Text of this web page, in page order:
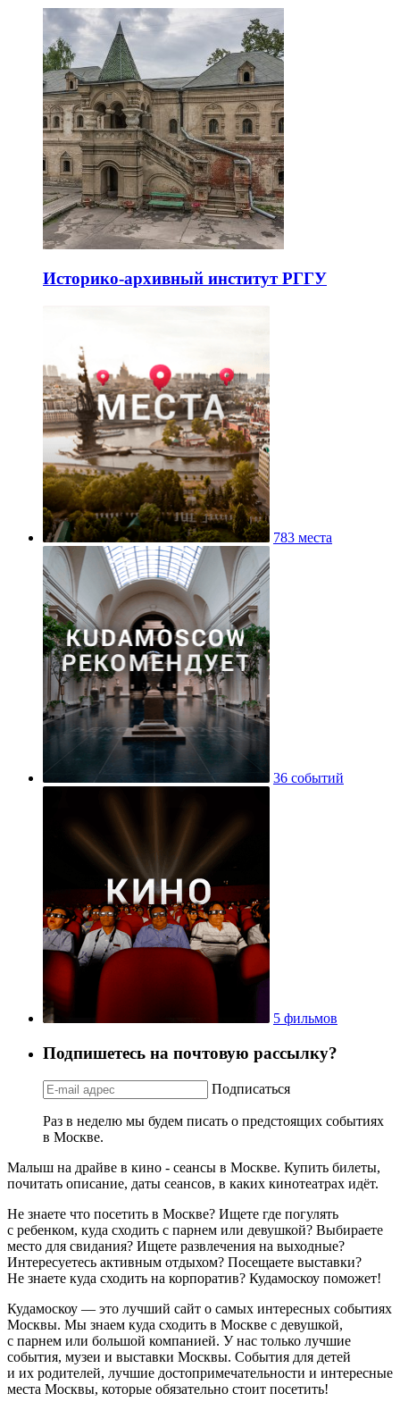
Историко-архивный институт РГГУ
783 места
36 событий
5 фильмов
Подпишетесь на почтовую рассылку?
Подписаться
Раз в неделю мы будем писать о предстоящих событиях
в Москве.
Малыш на драйве в кино - сеансы в Москве. Купить билеты,
почитать описание, даты сеансов, в каких кинотеатрах идёт.
Не знаете что посетить в Москве? Ищете где погулять
с ребенком, куда сходить с парнем или девушкой? Выбираете
место для свидания? Ищете развлечения на выходные?
Интересуетесь активным отдыхом? Посещаете выставки?
Не знаете куда сходить на корпоратив? Кудамоскоу поможет!
Кудамоскоу — это лучший сайт о самых интересных событиях
Москвы. Мы знаем куда сходить в Москве с девушкой,
с парнем или большой компанией. У нас только лучшие
события, музеи и выставки Москвы. События для детей
и их родителей, лучшие достопримечательности и интересные
места Москвы, которые обязательно стоит посетить!